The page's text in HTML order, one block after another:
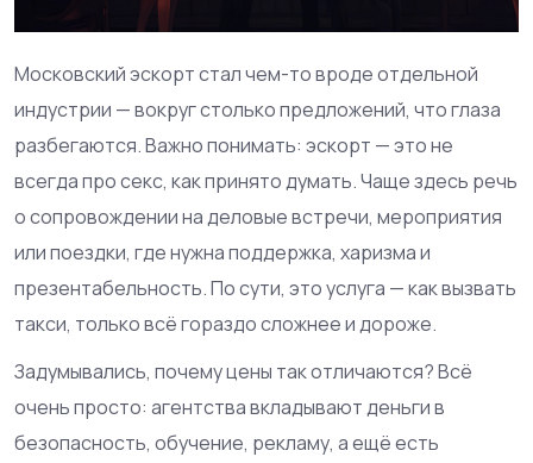
Московский эскорт стал чем-то вроде отдельной
индустрии — вокруг столько предложений, что глаза
разбегаются. Важно понимать: эскорт — это не
всегда про секс, как принято думать. Чаще здесь речь
о сопровождении на деловые встречи, мероприятия
или поездки, где нужна поддержка, харизма и
презентабельность. По сути, это услуга — как вызвать
такси, только всё гораздо сложнее и дороже.
Задумывались, почему цены так отличаются? Всё
очень просто: агентства вкладывают деньги в
безопасность, обучение, рекламу, а ещё есть